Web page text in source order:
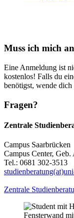
Muss ich mich
Eine Anmeldung ist
kostenlos! Falls du
benötigst, wende
Fragen?
Zentrale
Campus Saarbrücken
Campus Center,
Tel.: 0681 302-3513
Zentrale